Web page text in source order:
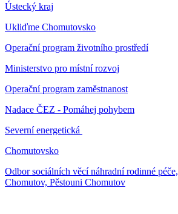
Ústecký kraj
Ukliďme Chomutovsko
Operační program životního prostředí
Ministerstvo pro místní rozvoj
Operační program zaměstnanost
Nadace ČEZ - Pomáhej pohybem
Severní energetická
Chomutovsko
Odbor sociálních věcí náhradní rodinné
Chomutov, Pěstouni Chomutov